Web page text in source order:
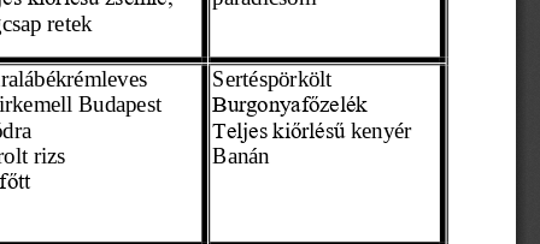
retek
Budapest
rizs
Sertéspörkölt
Burgonyafőzelék
Teljes kiőrlésű kenyér
Banán